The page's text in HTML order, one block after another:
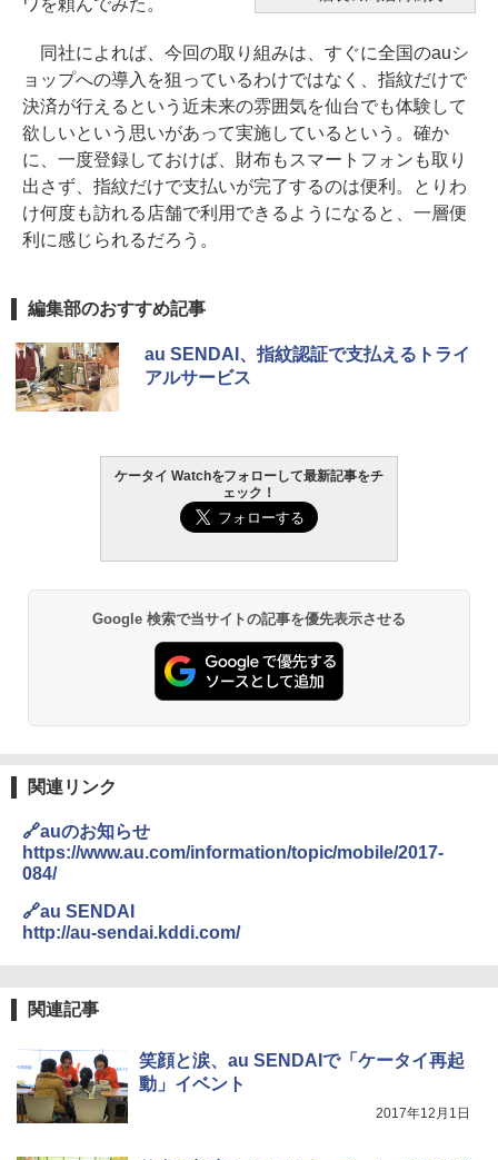
同社によれば、今回の取り組みは、すぐに全国のauシ
ョップへの導入を狙っているわけではなく、指紋だけで
決済が行えるという近未来の雰囲気を仙台でも体験して
欲しいという思いがあって実施しているという。確か
に、一度登録しておけば、財布もスマートフォンも取り
出さず、指紋だけで支払いが完了するのは便利。とりわ
け何度も訪れる店舗で利用できるようになると、一層便
利に感じられるだろう。
編集部のおすすめ記事
au SENDAI、指紋認証で支払えるトライ
アルサービス
ケータイ Watchをフォローして最新記事をチ
ェック！
Google 検索で当サイトの記事を優先表示させる
関連リンク
🔗auのお知らせ
https://www.au.com/information/topic/mobile/2017-
084/
🔗au SENDAI
http://au-sendai.kddi.com/
関連記事
笑顔と涙、au SENDAIで「ケータイ再起
動」イベント
2017年12月1日